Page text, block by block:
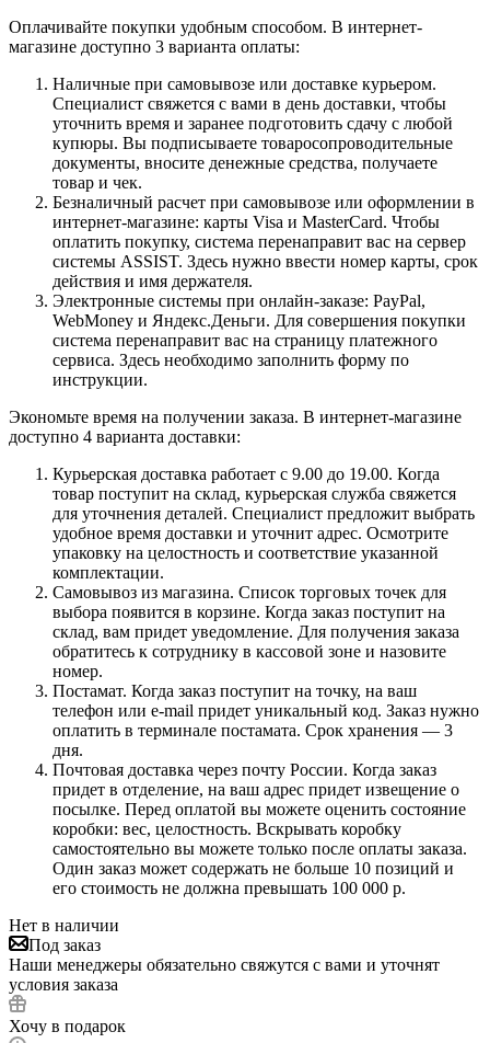
Оплачивайте покупки удобным способом. В интернет-
магазине доступно 3 варианта оплаты:
Наличные при самовывозе или доставке курьером.
Специалист свяжется с вами в день доставки, чтобы
уточнить время и заранее подготовить сдачу с любой
купюры. Вы подписываете товаросопроводительные
документы, вносите денежные средства, получаете
товар и чек.
Безналичный расчет при самовывозе или оформлении в
интернет-магазине: карты Visa и MasterCard. Чтобы
оплатить покупку, система перенаправит вас на сервер
системы ASSIST. Здесь нужно ввести номер карты, срок
действия и имя держателя.
Электронные системы при онлайн-заказе: PayPal,
WebMoney и Яндекс.Деньги. Для совершения покупки
система перенаправит вас на страницу платежного
сервиса. Здесь необходимо заполнить форму по
инструкции.
Экономьте время на получении заказа. В интернет-магазине
доступно 4 варианта доставки:
Курьерская доставка работает с 9.00 до 19.00. Когда
товар поступит на склад, курьерская служба свяжется
для уточнения деталей. Специалист предложит выбрать
удобное время доставки и уточнит адрес. Осмотрите
упаковку на целостность и соответствие указанной
комплектации.
Самовывоз из магазина. Список торговых точек для
выбора появится в корзине. Когда заказ поступит на
склад, вам придет уведомление. Для получения заказа
обратитесь к сотруднику в кассовой зоне и назовите
номер.
Постамат. Когда заказ поступит на точку, на ваш
телефон или e-mail придет уникальный код. Заказ нужно
оплатить в терминале постамата. Срок хранения — 3
дня.
Почтовая доставка через почту России. Когда заказ
придет в отделение, на ваш адрес придет извещение о
посылке. Перед оплатой вы можете оценить состояние
коробки: вес, целостность. Вскрывать коробку
самостоятельно вы можете только после оплаты заказа.
Один заказ может содержать не больше 10 позиций и
его стоимость не должна превышать 100 000 р.
Нет в наличии
Под заказ
Наши менеджеры обязательно свяжутся с вами и уточнят
условия заказа
Хочу в подарок